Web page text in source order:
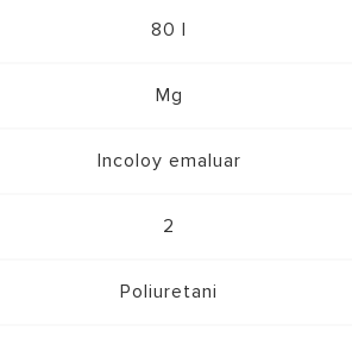
80 l
Mg
Incoloy emaluar
2
Poliuretani